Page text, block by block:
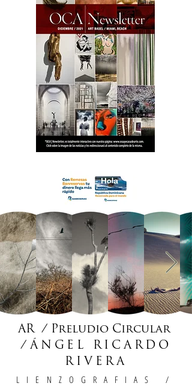
AR / Preludio Circular
/ÁNGEL RICARDO
RIVERA
LIENZOGRAFIAS
/